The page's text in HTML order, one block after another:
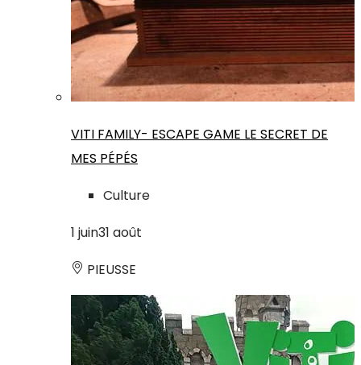
VITI FAMILY- ESCAPE GAME LE SECRET DE
MES PÉPÉS
Culture
1 juin31 août
PIEUSSE